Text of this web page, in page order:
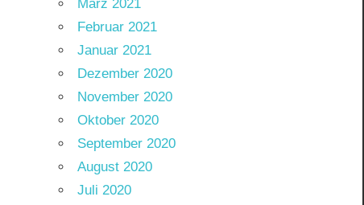
März 2021
Februar 2021
Januar 2021
Dezember 2020
November 2020
Oktober 2020
September 2020
August 2020
Juli 2020